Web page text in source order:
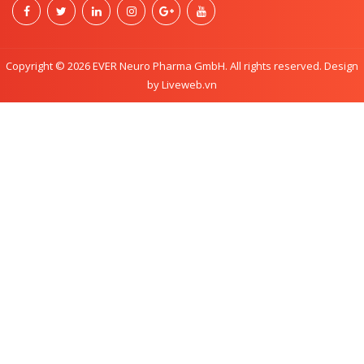
Copyright © 2026 EVER Neuro Pharma GmbH. All rights reserved. Design
by Liveweb.vn